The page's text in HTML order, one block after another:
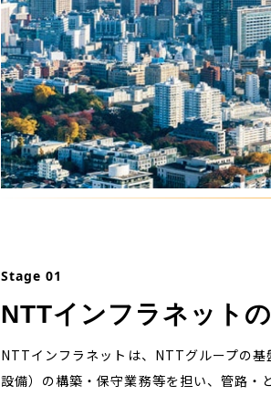
Stage 01
NTTインフラネット
NTTインフラネットは、NTTグループの基
設備）の構築・保守業務等を担い、管路・